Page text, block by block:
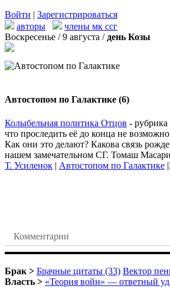
Войти | Зарегистрироваться
авторы
члены мк ссг
Воскресенье / 9 августа / день Козы
Автостопом по Галактике (6)
Колыбельная политика Отцов - рубрика
что проследить её до конца не
Как они это делают? Какова связь
нашем замечательном СГ. Томаш
Т. Усиленок | Автостопом по Галактике |
Комментарии
Брак > Брачные цитаты (33) Вектор
Власть > «Теория войн» — ответный